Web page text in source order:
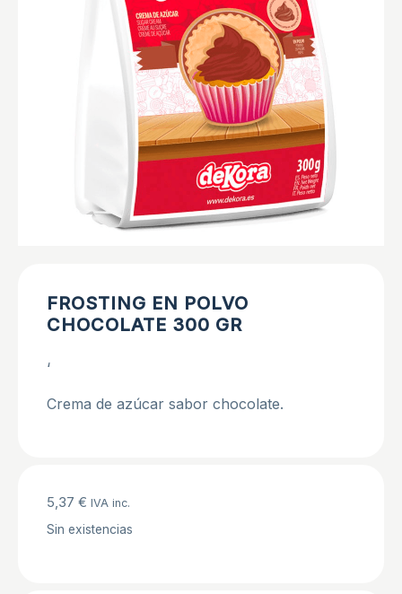
FROSTING EN POLVO
CHOCOLATE 300 GR
‘
Crema de azúcar sabor chocolate.
5,37 € IVA inc.
Sin existencias